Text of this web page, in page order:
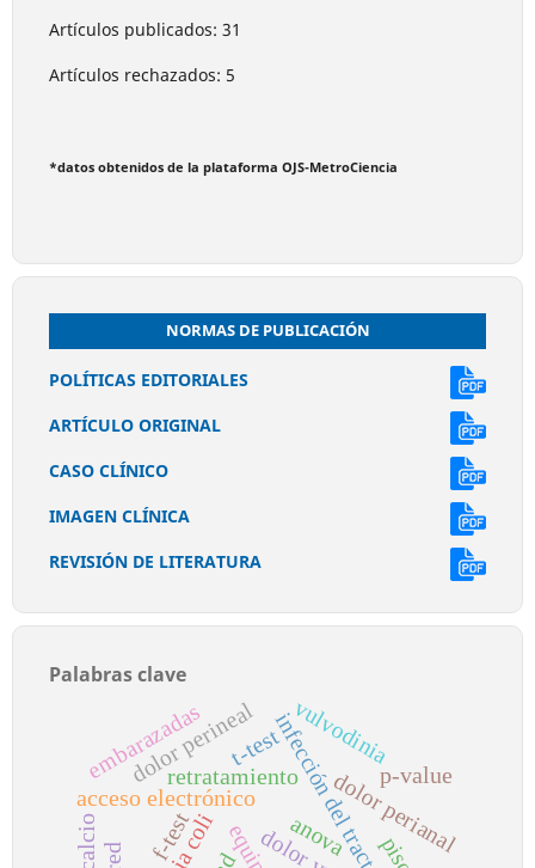
Artículos publicados: 31
Artículos rechazados: 5
*datos obtenidos de la plataforma OJS-MetroCiencia
NORMAS DE PUBLICACIÓN
POLÍTICAS EDITORIALES
ARTÍCULO ORIGINAL
CASO CLÍNICO
IMAGEN CLÍNICA
REVISIÓN DE LITERATURA
Palabras clave
acceso electrónico
dolor perineal vulvodinia
dolor perianal
retratamiento p-value
t-test
anova
f-test
embarazadas